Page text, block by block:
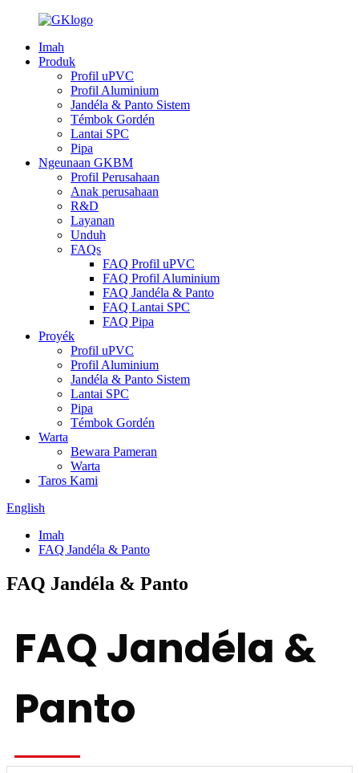
Imah
Produk
Profil uPVC
Profil Aluminium
Jandéla & Panto Sistem
Témbok Gordén
Lantai SPC
Pipa
Ngeunaan GKBM
Profil Perusahaan
Anak perusahaan
R&D
Layanan
Unduh
FAQs
FAQ Profil uPVC
FAQ Profil Aluminium
FAQ Jandéla & Panto
FAQ Lantai SPC
FAQ Pipa
Proyék
Profil uPVC
Profil Aluminium
Jandéla & Panto Sistem
Lantai SPC
Pipa
Témbok Gordén
Warta
Bewara Pameran
Warta
Taros Kami
English
Imah
FAQ Jandéla & Panto
FAQ Jandéla & Panto
FAQ Jandéla &
Panto